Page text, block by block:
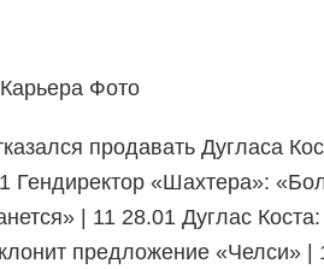
Фото
продавать Дугласа
Гендиректор «Шахтера»:
| 11 28.01 Дуглас
предложение «Челси» |